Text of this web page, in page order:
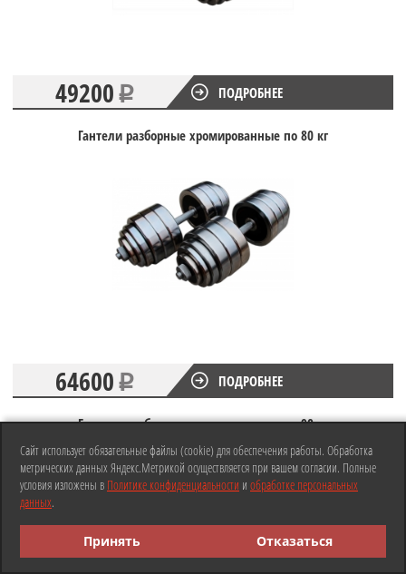
49200 ПОДРОБНЕЕ
Гантели разборные хромированные по 80 кг
64600 ПОДРОБНЕЕ
Гантели разборные хромированные по 90 кг
Нажмите для связи
черезWhattsApp При заказе через сайт скидка3%
Сайт использует обязательные файлы (cookie) для обеспечения работы. Обработка
метрических данных Яндекс.Метрикой осуществляется при вашем согласии. Полные
условия изложены в Политике конфиденциальности и обработке персональных
данных.
Принять Отказаться